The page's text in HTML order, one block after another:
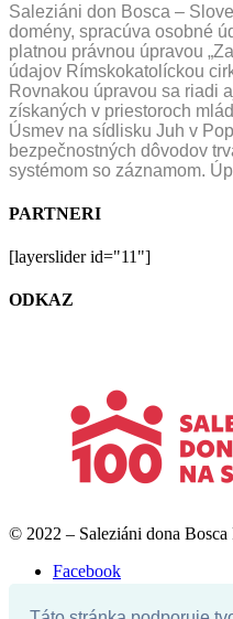
Saleziáni don Bosca –
domény, spracúva osobné
platnou právnou úpravou
údajov Rímskokatolíckou
Rovnakou úpravou sa riadi
získaných v priestoroch
Úsmev na sídlisku Juh v
bezpečnostných dôvodov
systémom so záznamom.
PARTNERI
[layerslider id="11"]
ODKAZ
© 2022 – Saleziáni dona Bosca
Facebook
Instagram